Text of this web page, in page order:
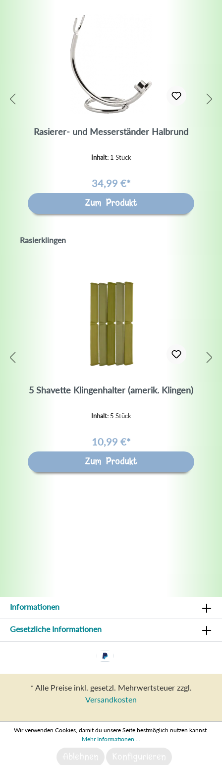
Rasierer- und Messerständer Halbrund
Inhalt: 1 Stück
34,99 €*
Zum Produkt
Rasierklingen
5 Shavette Klingenhalter (amerik. Klingen)
Inhalt: 5 Stück
10,99 €*
Zum Produkt
Informationen
Gesetzliche Informationen
* Alle Preise inkl. gesetzl. Mehrwertsteuer zzgl.
Versandkosten
Wir verwenden Cookies, damit du unsere Seite bestmöglich nutzen kannst.
Mehr Informationen ...